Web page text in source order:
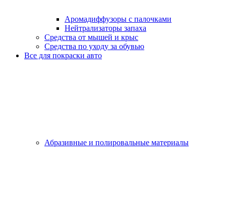
Аромадиффузоры с палочками
Нейтрализаторы запаха
Средства от мышей и крыс
Средства по уходу за обувью
Все для покраски авто
Абразивные и полировальные материалы